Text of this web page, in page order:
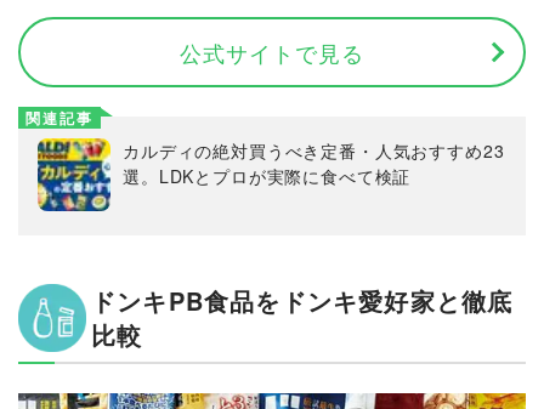
公式サイトで見る
関連記事
カルディの絶対買うべき定番・人気おすすめ23
選。LDKとプロが実際に食べて検証
ドンキPB食品をドンキ愛好家と徹底
比較